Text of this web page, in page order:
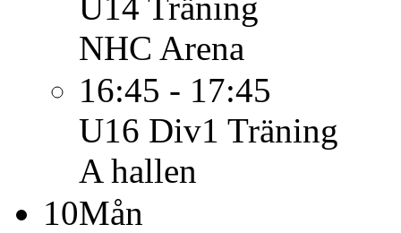
NHC Arena
16:45 - 17:45
U16 Div1 Träning
A hallen
10Mån